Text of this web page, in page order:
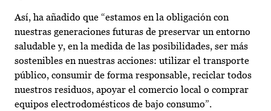
Así, ha añadido que “estamos en la obligación con
nuestras generaciones futuras de preservar un entorno
saludable y, en la medida de las posibilidades, ser más
sostenibles en nuestras acciones: utilizar el transporte
público, consumir de forma responsable, reciclar todos
nuestros residuos, apoyar el comercio local o comprar
equipos electrodomésticos de bajo consumo”.